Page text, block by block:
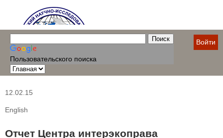
Пользовательского поиска
Войти
12.02.15
English
Отчет Центра интерэкоправа